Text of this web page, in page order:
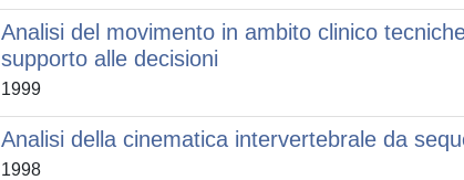
Analisi del movimento in ambito clinico
supporto alle decisioni
1999
Analisi della cinematica intervertebrale da
1998